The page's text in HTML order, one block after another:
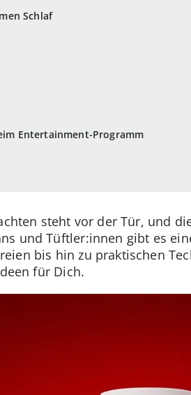
Schlaf
Entertainment-Programm
steht vor der Tür, und
und Tüftler:innen gibt es
bis hin zu praktischen
für Dich.